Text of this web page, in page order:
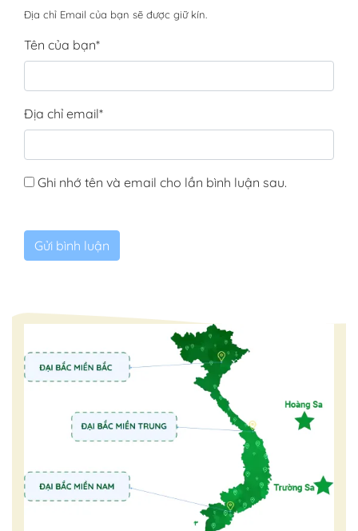
Địa chỉ Email của bạn sẽ được giữ kín.
Tên của bạn*
Địa chỉ email*
Ghi nhớ tên và email cho lần bình luận sau.